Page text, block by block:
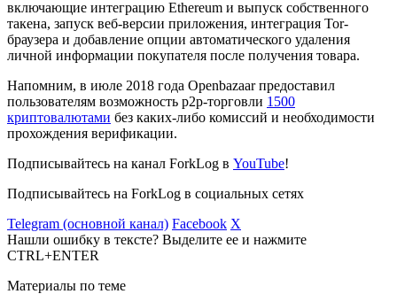
включающие интеграцию Ethereum и выпуск собственного
такена, запуск веб-версии приложения, интеграция Tor-
браузера и добавление опции автоматического удаления
личной информации покупателя после получения товара.
Напомним, в июле 2018 года Openbazaar предоставил
пользователям возможность p2p-торговли 1500
криптовалютами без каких-либо комиссий и необходимости
прохождения верификации.
Подписывайтесь на канал ForkLog в YouTube!
Подписывайтесь на ForkLog в социальных сетях
Telegram (основной канал) Facebook X
Нашли ошибку в тексте? Выделите ее и нажмите
CTRL+ENTER
Материалы по теме